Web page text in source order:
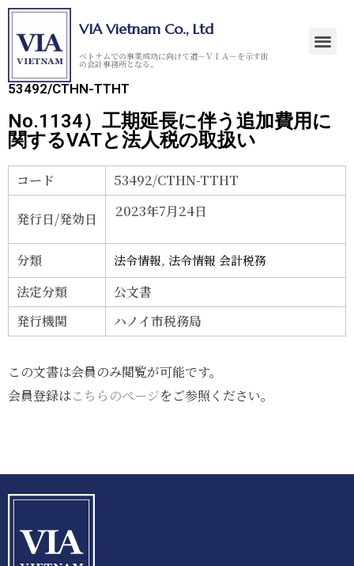
VIA Vietnam Co., Ltd
ベトナムでの事業成功に向けて道－ＶＩＡ－を示す街
の会計事務所となる。
53492/CTHN-TTHT
No.1134）工期延長に伴う追加費用に
関するVATと法人税の取扱い
コード 53492/CTHN-TTHT
発行日/発効日 2023年7月24日
分類 法令情報,法令情報 会計税務
法定分類
公文書
発行機関
ハノイ市税務局
この文書は会員のみ閲覧が可能です。
会員登録はこちらのページをご参照ください。